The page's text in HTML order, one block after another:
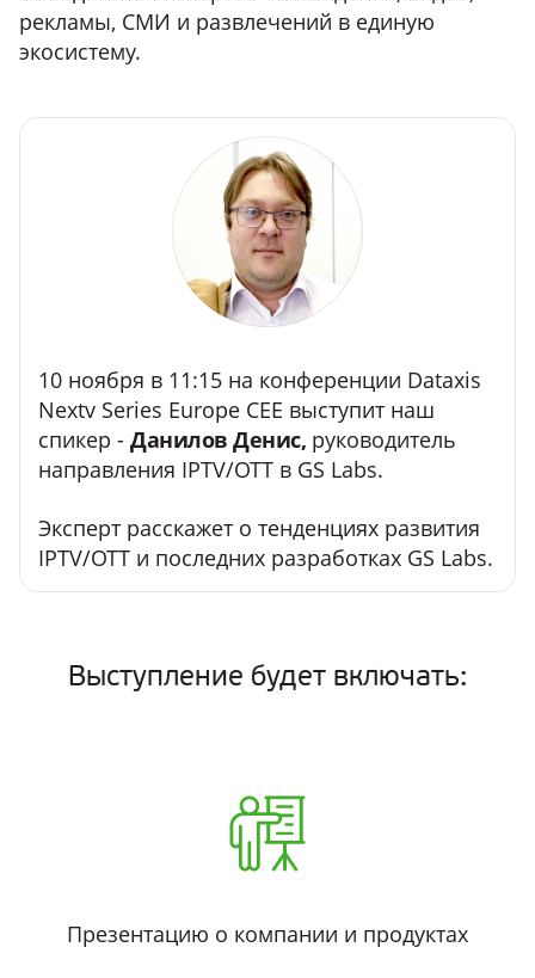
рекламы, СМИ и развлечений в единую
экосистему.
10 ноября в 11:15 на конференции Dataxis
Nextv Series Europe CEE выступит наш
спикер - Данилов Денис, руководитель
направления IPTV/OTT в GS Labs.
Эксперт расскажет о тенденциях развития
IPTV/OTT и последних разработках GS Labs.
Выступление будет включать:
Презентацию о компании и продуктах